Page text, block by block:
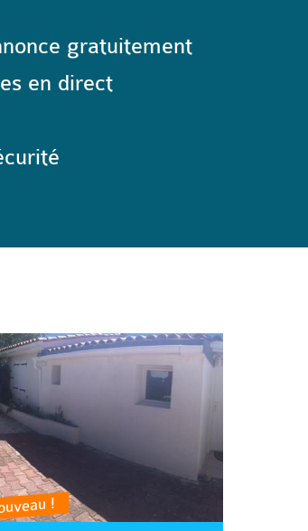
gratuitement
en direct
!